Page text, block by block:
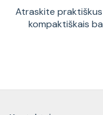
Atraskite
kompaktiškais